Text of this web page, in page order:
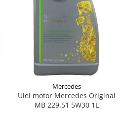
Mercedes
Ulei motor Mercedes Original
MB 229.51 5W30 1L